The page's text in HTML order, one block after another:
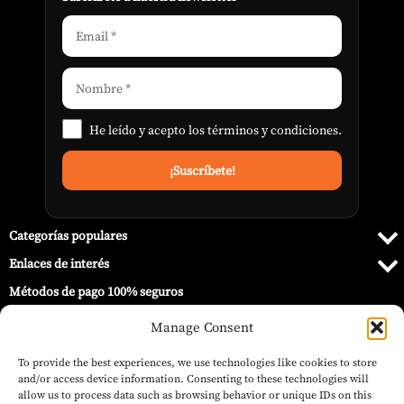
Manage Consent
To provide the best experiences, we use technologies like cookies to store
and/or access device information. Consenting to these technologies will
allow us to process data such as browsing behavior or unique IDs on this
He leído y acepto lostérminos y condiciones.
Categorías populares
Enlaces de interés
Métodos de pago 100% seguros